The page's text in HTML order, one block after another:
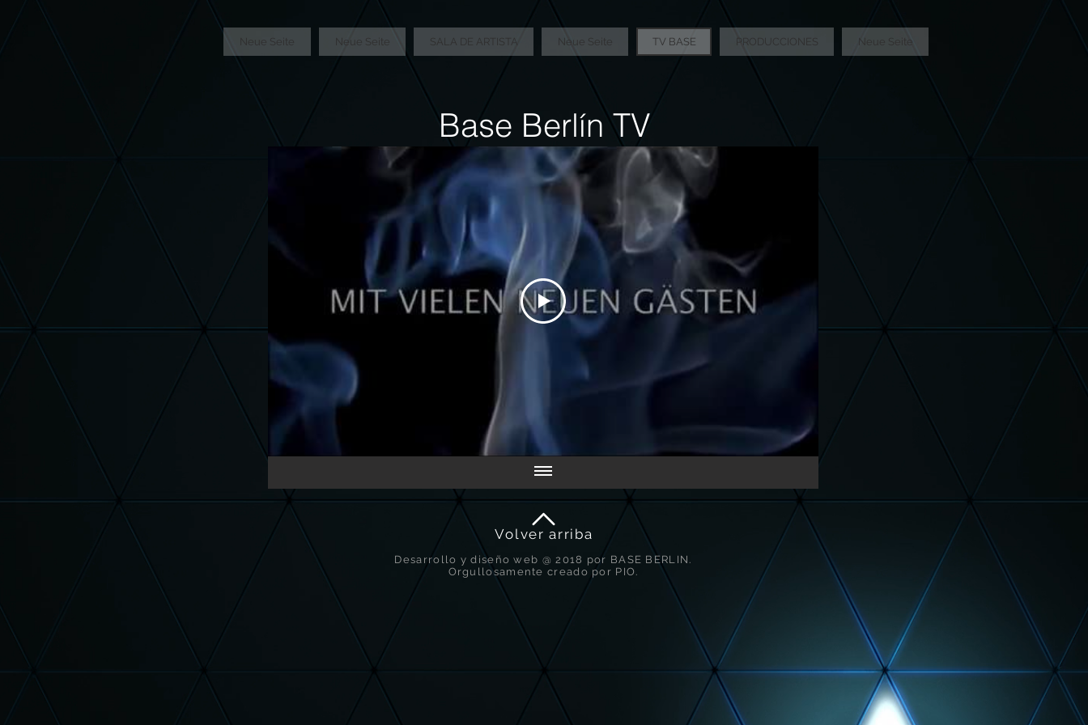
Neue Seite Neue Seite SALA DE ARTISTA Neue Seite TV BASE PRODUCCIONES Neue Seite
Base Berlín TV
Volver arriba
Desarrollo y diseño web @ 2018 por BASE BERLIN.
Orgullosamente creado por PIO.